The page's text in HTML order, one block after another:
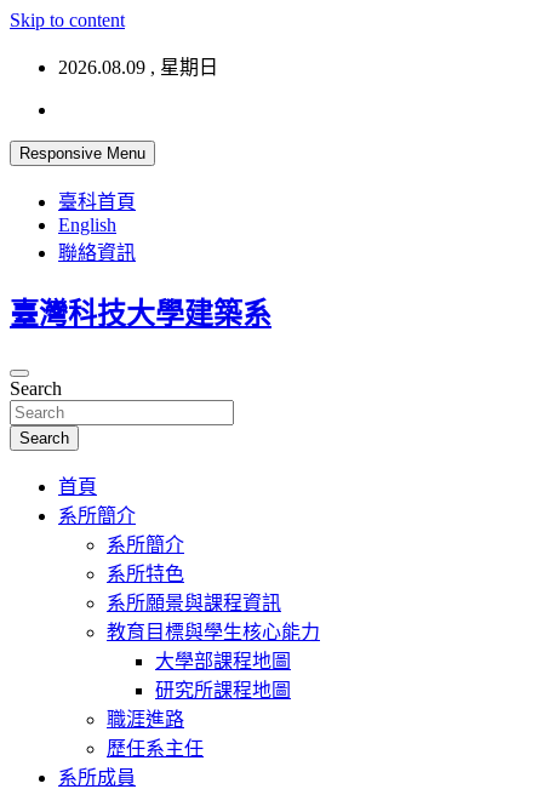
Skip to content
2026.08.09 , 星期日
Responsive Menu
臺科首頁
English
聯絡資訊
臺灣科技大學建築系
Search
Search
首頁
系所簡介
系所簡介
系所特色
系所願景與課程資訊
教育目標與學生核心能力
大學部課程地圖
研究所課程地圖
職涯進路
歷任系主任
系所成員